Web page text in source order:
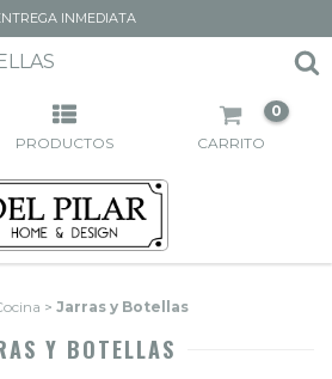
INMEDIATA
PRODUCTOS CARRITO
0
> Jarras y Botellas
Y BOTELLAS